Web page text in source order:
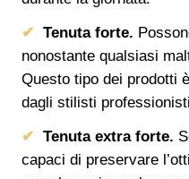
Tenuta forte.
nonostante qualsiasi
Questo tipo dei prodotti
dagli stilisti
Tenuta extra forte.
capaci di preservare